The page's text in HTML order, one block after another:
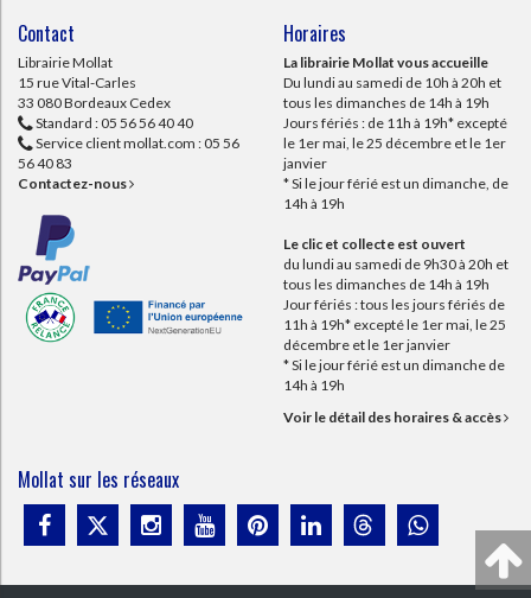
Contact
Librairie Mollat
15 rue Vital-Carles
33 080 Bordeaux Cedex
Standard : 05 56 56 40 40
Service client mollat.com : 05 56
56 40 83
Contactez-nous
Horaires
La librairie Mollat vous accueille
Du lundi au samedi de 10h à 20h et
tous les dimanches de 14h à 19h
Jours fériés : de 11h à 19h* excepté
le 1er mai, le 25 décembre et le 1er
janvier
* Si le jour férié est un dimanche, de
14h à 19h
Le clic et collecte est ouvert
du lundi au samedi de 9h30 à 20h et
tous les dimanches de 14h à 19h
Jour fériés : tous les jours fériés de
11h à 19h* excepté le 1er mai, le 25
décembre et le 1er janvier
* Si le jour férié est un dimanche de
14h à 19h
Voir le détail des horaires & accès
Mollat sur les réseaux